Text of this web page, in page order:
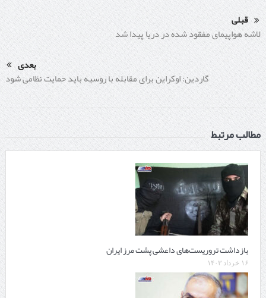
قبلی
لاشه هواپیمای مفقود شده در دریا پیدا شد
بعدی
گاردین: اوکراین برای مقابله با روسیه باید حمایت نظامی شود
مطالب مرتبط
بازداشت تروریست‌های داعشی پشت مرز ایران
۱۶ خرداد ۱۴۰۳